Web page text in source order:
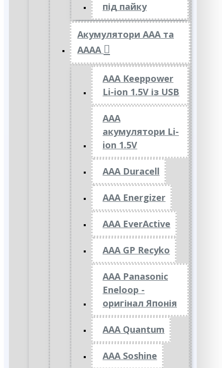
під пайку
Акумулятори ААА та
АААА
AAA Keeppower
Li-ion 1.5V із USB
ААА
акумулятори Li-
ion 1.5V
AAA Duracell
AAA Energizer
AAA EverActive
AAA GP Recyko
AAA Panasonic
Eneloop -
оригінал Японія
AAA Quantum
AAA Soshine